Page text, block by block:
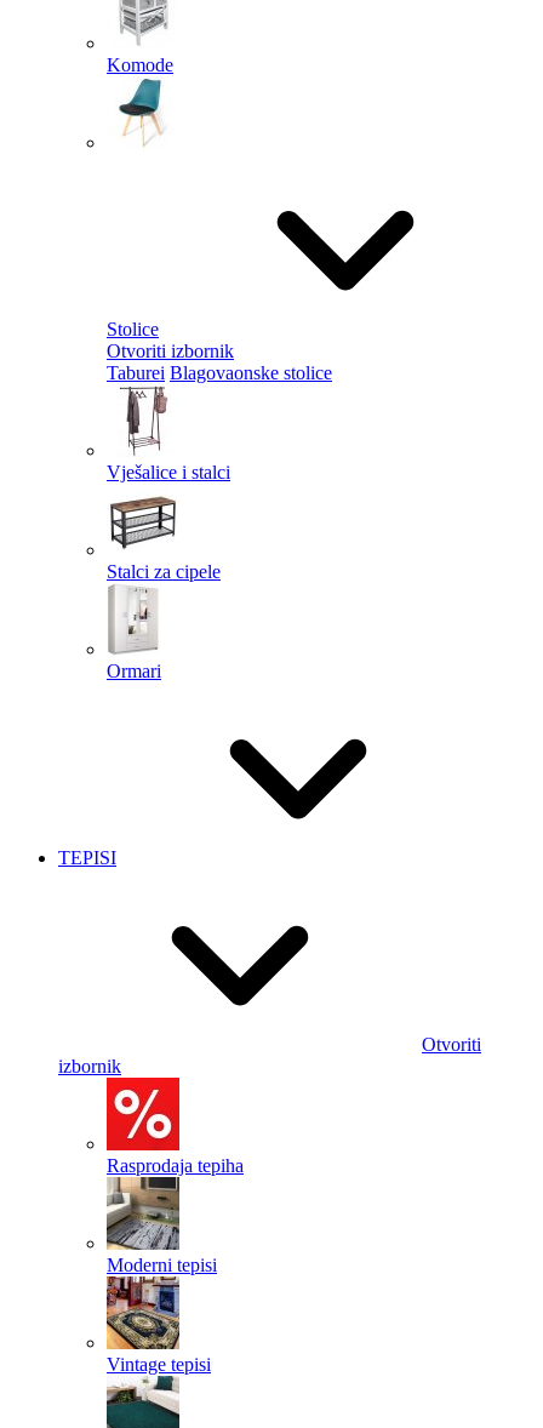
Komode
Stolice
Otvoriti izbornik
Taburei Blagovaonske stolice
Vješalice i stalci
Stalci za cipele
Ormari
TEPISI
Otvoriti
izbornik
Rasprodaja tepiha
Moderni tepisi
Vintage tepisi